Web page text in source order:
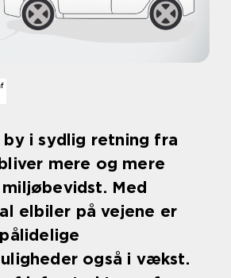
i sydlig retning fra
mere og mere
Med
elbiler på vejene er
også i vækst.